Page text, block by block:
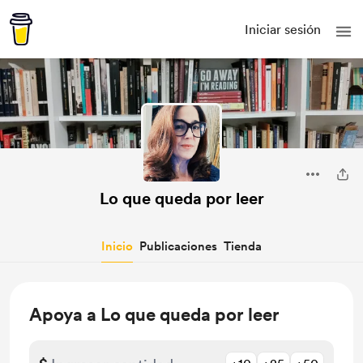
Iniciar sesión
Lo que queda por leer
Inicio Publicaciones Tienda
Apoya a Lo que queda por leer